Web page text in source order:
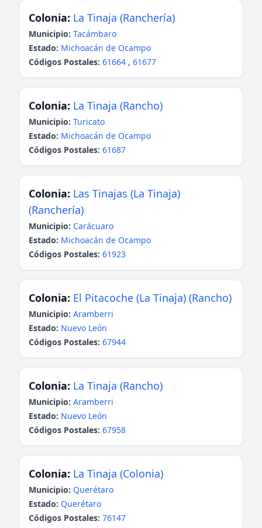
Colonia: La Tinaja (Ranchería)
Municipio: Tacámbaro
Estado: Michoacán de Ocampo
Códigos Postales: 61664 , 61677
Colonia: La Tinaja (Rancho)
Municipio: Turicato
Estado: Michoacán de Ocampo
Códigos Postales: 61687
Colonia: Las Tinajas (La Tinaja)
(Ranchería)
Municipio: Carácuaro
Estado: Michoacán de Ocampo
Códigos Postales: 61923
Colonia: El Pitacoche (La Tinaja) (Rancho)
Municipio: Aramberri
Estado: Nuevo León
Códigos Postales: 67944
Colonia: La Tinaja (Rancho)
Municipio: Aramberri
Estado: Nuevo León
Códigos Postales: 67958
Colonia: La Tinaja (Colonia)
Municipio: Querétaro
Estado: Querétaro
Códigos Postales: 76147